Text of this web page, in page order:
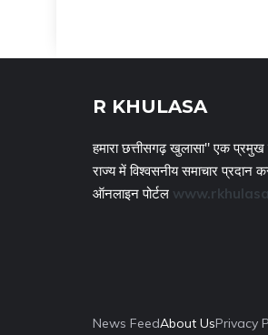
R KHULASA
हमारा छत्तीसगढ़ खुलासा" एक प्रमुख
राज्य में विश्वसनीय समाचार
ऑनलाइन पोर्टल
News FeedAbout UsPrivacy